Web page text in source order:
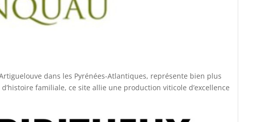
dans les Pyrénées-Atlantiques, représente bien plus
familiale, ce site allie une production viticole d’excellence